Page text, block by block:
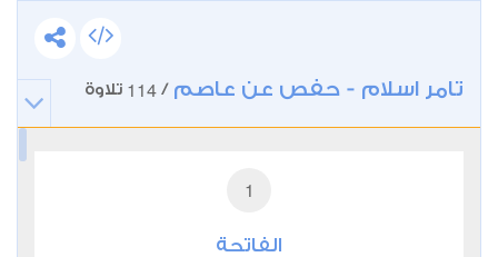
تامر اسلام - حفص عن عاصم /
114 تلاوة
1
الفاتحة